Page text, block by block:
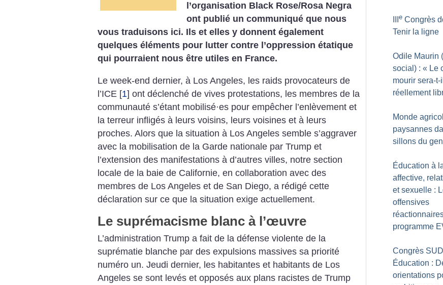
l’organisation Black Rose/Rosa Negra
ont publié un communiqué que nous
vous traduisons ici. Ils et elles y donnent également
quelques éléments pour lutter contre l’oppression étatique
qui pourraient nous être utiles en France.
Le week-end dernier, à Los Angeles, les raids provocateurs de
l’ICE [1] ont déclenché de vives protestations, les membres de la
communauté s’étant mobilisé·es pour empêcher l’enlèvement et
la terreur infligés à leurs voisins, leurs voisines et à leurs
proches. Alors que la situation à Los Angeles semble s’aggraver
avec la mobilisation de la Garde nationale par Trump et
l’extension des manifestations à d’autres villes, notre section
locale de la baie de Californie, en collaboration avec des
membres de Los Angeles et de San Diego, a rédigé cette
déclaration sur ce que la situation exige actuellement.
Le suprémacisme blanc à l’œuvre
L’administration Trump a fait de la défense violente de la
suprématie blanche par des expulsions massives sa priorité
numéro un. Jeudi dernier, les habitantes et habitants de Los
Angeles se sont levés et opposés aux plans racistes de Trump
e Congrès
Tenir la ligne
Odile Maurin
social) : « Le
mourir sera-t-il
réellement
Monde
paysannes
sillons du
Éducation à
affective,
et sexuelle :
offensives
programme
Congrès SUD
Éducation :
orientations